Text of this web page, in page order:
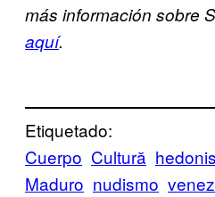
más información sobre
aquí.
Etiquetado:
Cuerpo Cultură
Maduro nudismo